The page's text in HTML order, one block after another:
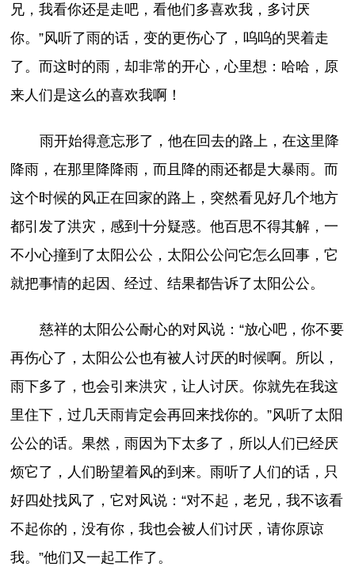
兄，我看你还是走吧，看他们多喜欢我，多讨厌
你。”风听了雨的话，变的更伤心了，呜呜的哭着走
了。而这时的雨，却非常的开心，心里想：哈哈，原
来人们是这么的喜欢我啊！
雨开始得意忘形了，他在回去的路上，在这里降
降雨，在那里降降雨，而且降的雨还都是大暴雨。而
这个时候的风正在回家的路上，突然看见好几个地方
都引发了洪灾，感到十分疑惑。他百思不得其解，一
不小心撞到了太阳公公，太阳公公问它怎么回事，它
就把事情的起因、经过、结果都告诉了太阳公公。
慈祥的太阳公公耐心的对风说：“放心吧，你不要
再伤心了，太阳公公也有被人讨厌的时候啊。所以，
雨下多了，也会引来洪灾，让人讨厌。你就先在我这
里住下，过几天雨肯定会再回来找你的。”风听了太阳
公公的话。果然，雨因为下太多了，所以人们已经厌
烦它了，人们盼望着风的到来。雨听了人们的话，只
好四处找风了，它对风说：“对不起，老兄，我不该看
不起你的，没有你，我也会被人们讨厌，请你原谅
我。”他们又一起工作了。